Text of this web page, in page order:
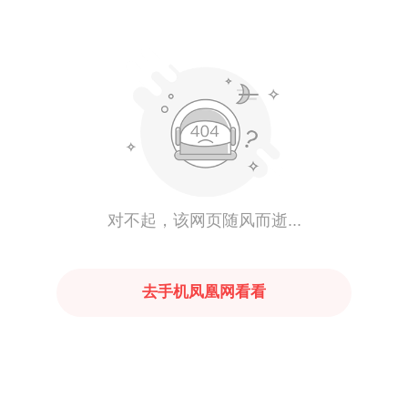
对不起，该网页随风而逝...
去手机凤凰网看看